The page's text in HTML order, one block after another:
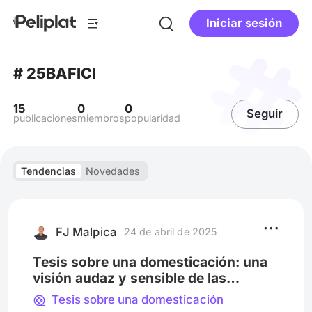
Iniciar sesión
# 25BAFICI
15
publicaciones
0
miembros
0
popularidad Seguir
Tendencias Novedades
FJ Malpica 24 de abril de 2025
Tesis sobre una domesticación: una
visión audaz y sensible de las
relaciones humanas.
Tesis sobre una domesticación